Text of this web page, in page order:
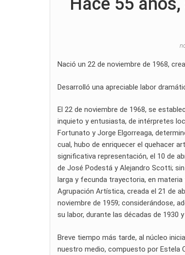
Nació un 22 de noviembre de 1968,
Desarrolló una apreciable labor
El 22 de noviembre de 1968, se
inquieto y entusiasta, de intérpretes
Fortunato y Jorge Elgorreaga,
cual, hubo de enriquecer el quehacer
significativa representación, el 10 de
de José Podestá y Alejandro Scotti;
larga y fecunda trayectoria, en materia
Agrupación Artística, creada el 21 de
noviembre de 1959; considerándose,
su labor, durante las décadas de 1930 y
Breve tiempo más tarde, al núcleo
nuestro medio, compuesto por Estela